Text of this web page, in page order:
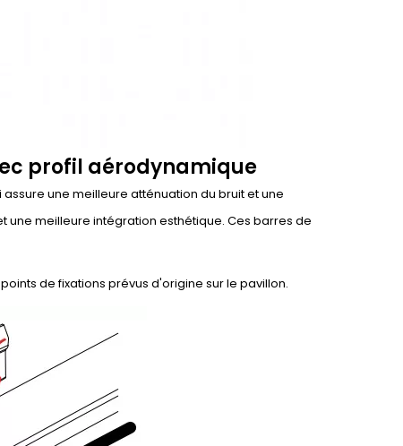
profil aérodynamique
une meilleure atténuation du bruit et une
meilleure intégration esthétique. Ces barres de
de fixations prévus d'origine sur le pavillon.